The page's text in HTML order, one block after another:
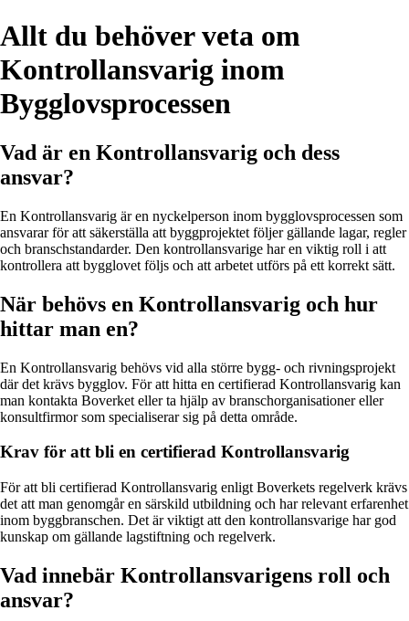
Allt du behöver veta om
Kontrollansvarig inom
Bygglovsprocessen
Vad är en Kontrollansvarig och dess
ansvar?
En Kontrollansvarig är en nyckelperson inom bygglovsprocessen som
ansvarar för att säkerställa att byggprojektet följer gällande lagar, regler
och branschstandarder. Den kontrollansvarige har en viktig roll i att
kontrollera att bygglovet följs och att arbetet utförs på ett korrekt sätt.
När behövs en Kontrollansvarig och hur
hittar man en?
En Kontrollansvarig behövs vid alla större bygg- och rivningsprojekt
där det krävs bygglov. För att hitta en certifierad Kontrollansvarig kan
man kontakta Boverket eller ta hjälp av branschorganisationer eller
konsultfirmor som specialiserar sig på detta område.
Krav för att bli en certifierad Kontrollansvarig
För att bli certifierad Kontrollansvarig enligt Boverkets regelverk krävs
det att man genomgår en särskild utbildning och har relevant erfarenhet
inom byggbranschen. Det är viktigt att den kontrollansvarige har god
kunskap om gällande lagstiftning och regelverk.
Vad innebär Kontrollansvarigens roll och
ansvar?